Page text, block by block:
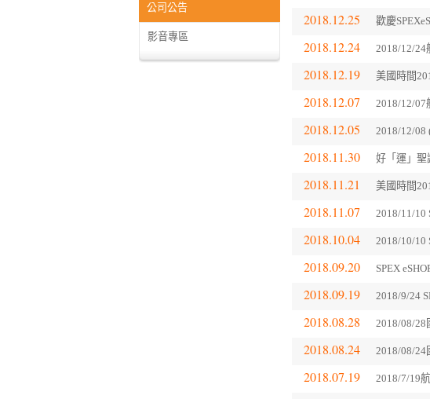
公司公告
影音專區
2018.12.25 歡慶
2018.12.24 2018/12/24
2018.12.19 美國時間
2018.12.07 2018/12/07
2018.12.05 2018/12/08
2018.11.30 好「運」聖
2018.11.21 美國時間
2018.11.07 2018/11/10
2018.10.04 2018/10/10
2018.09.20 SPEX
2018.09.19 2018/9/24
2018.08.28 2018/08/
2018.08.24 2018/08/
2018.07.19 2018/7/19